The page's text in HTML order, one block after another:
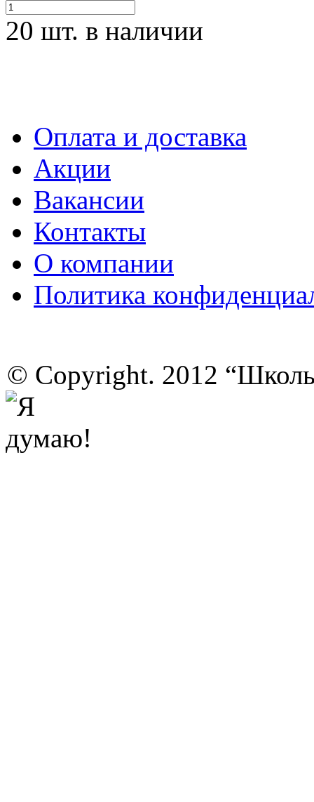
20 шт. в наличии
Оплата и доставка
Акции
Вакансии
Контакты
О компании
Политика
© Copyright. 2012